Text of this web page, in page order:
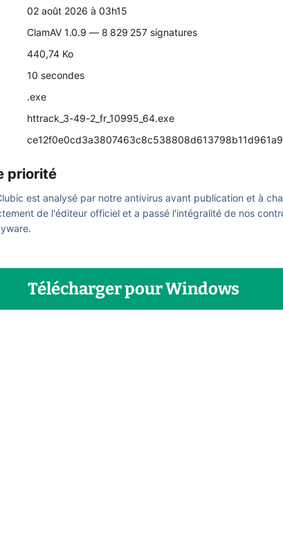
02 août 2026 à 03h15
ClamAV 1.0.9 — 8 829 257 signatures
440,74 Ko
10 secondes
.exe
httrack_3-49-2_fr_10995_64.exe
priorité
est analysé par notre antivirus avant publication et à
de l'éditeur officiel et a passé l'intégralité de nos
TéléchargerpourWindows